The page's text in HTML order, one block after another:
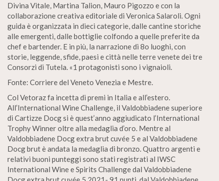
Divina Vitale, Martina Talion, Mauro Pigozzo e con la
collaborazione creativa editoriale di Veronica Salaroli. Ogni
guida è organizzata in dieci categorie, dalle cantine storiche
alle emergenti, dalle bottiglie colfondo a quelle preferite da
chef e bartender. E in più, la narrazione di 8o luoghi, con
storie, leggende, sfide, paesi e città nelle terre venete dei tre
Consorzi di Tutela. «1 protagonisti sono i vignaioli.
Fonte: Corriere del Veneto Venezia e Mestre.
Col Vetoraz fa incetta di premi in Italia e all’estero.
All’International Wine Challenge, il Valdobbiadene superiore
di Cartizze Docg si è quest’anno aggiudicato l’International
Trophy Winner oltre alla medaglia d’oro. Mentre al
Valdobbiadene Docg extra brut cuvée 5 e al Valdobbiadene
Docg brut è andata la medaglia di bronzo. Quattro argenti e
relativi buoni punteggi sono stati registrati al IWSC
International Wine e Spirits Challenge dal Valdobbiadene